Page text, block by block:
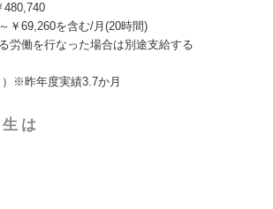
480,740
￥69,260を含む/月(20時間)
労働を行なった場合は別途支給する
※昨年度実績3.7か月
は